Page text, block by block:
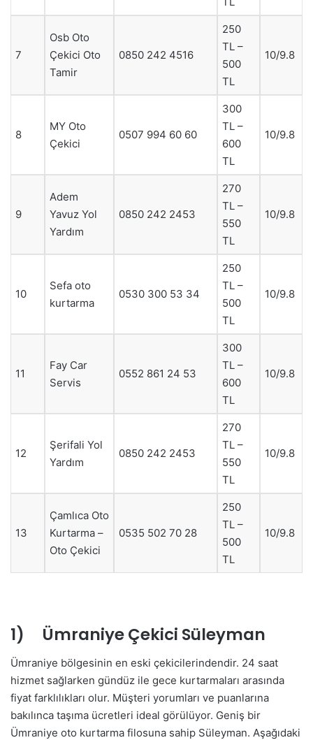
7
Osb Oto
Çekici Oto
Tamir
0850 242 4516
250
TL –
500
TL
10/9.8
8
MY Oto
Çekici
0507 994 60 60
300
TL –
600
TL
10/9.8
9
Adem
Yavuz Yol
Yardım
0850 242 2453
270
TL –
550
TL
10/9.8
10
Sefa oto
kurtarma
0530 300 53 34
250
TL –
500
TL
10/9.8
11
Fay Car
Servis
0552 861 24 53
300
TL –
600
TL
10/9.8
12
Şerifali Yol
Yardım
0850 242 2453
270
TL –
550
TL
10/9.8
13
Çamlıca Oto
Kurtarma –
Oto Çekici
0535 502 70 28
250
TL –
500
TL
10/9.8
1) Ümraniye Çekici Süleyman
Ümraniye bölgesinin en eski çekicilerindendir. 24 saat
hizmet sağlarken gündüz ile gece kurtarmaları arasında
fiyat farklılıkları olur. Müşteri yorumları ve puanlarına
bakılınca taşıma ücretleri ideal görülüyor. Geniş bir
Ümraniye oto kurtarma filosuna sahip Süleyman. Aşağıdaki